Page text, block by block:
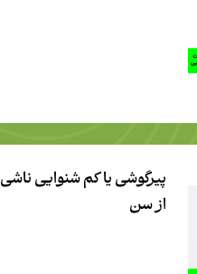
پیرگوشی یا کم شنوایی ناشی
از سن